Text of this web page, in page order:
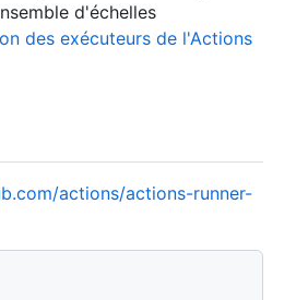
d'échelles
des exécuteurs de l'Actions
actions/actions-runner-